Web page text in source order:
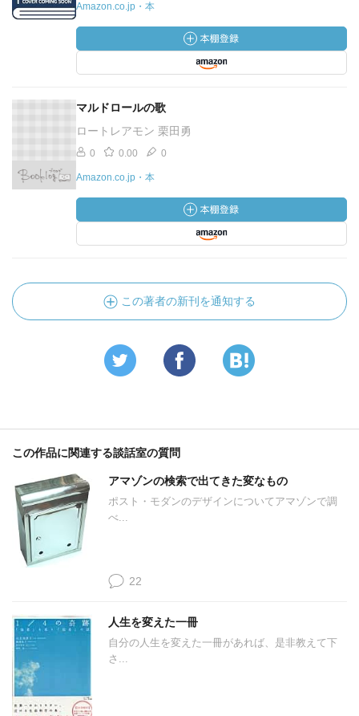
Amazon.co.jp・本
マルドロールの歌
ロートレアモン 栗田勇
0 0.00 0
Amazon.co.jp・本
この著者の新刊を通知する
この作品に関連する談話室の質問
アマゾンの検索で出てきた変なもの
ポスト・モダンのデザインについてアマゾンで調
べ...
22
人生を変えた一冊
自分の人生を変えた一冊があれば、是非教えて下
さ...